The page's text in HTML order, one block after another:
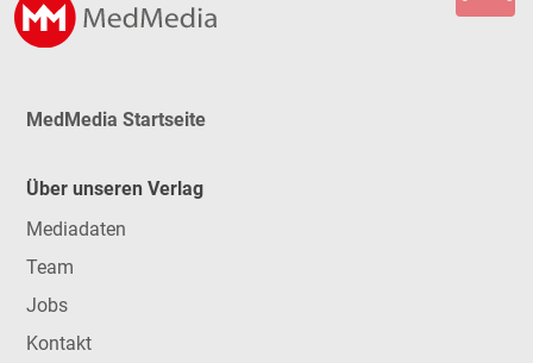
MedMedia Startseite
Über unseren Verlag
Mediadaten
Team
Jobs
Kontakt